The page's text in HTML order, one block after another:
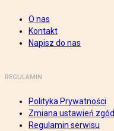
O nas
Kontakt
Napisz do nas
REGULAMIN
Polityka Prywatności
Zmiana ustawień zgód
Regulamin serwisu